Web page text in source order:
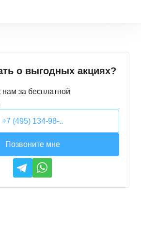
о выгодных акциях?
за бесплатной
+7 (495) 134-98-..
Позвоните мне